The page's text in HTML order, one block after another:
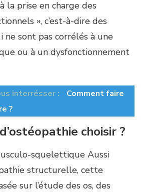
la prise en charge des
», c’est-à-dire des
ne sont pas corrélés à une
ou à un dysfonctionnement
interrésser :
Comment faire
?
choisir ?
squelettique Aussi
structurelle, cette
sur l’étude des os, des